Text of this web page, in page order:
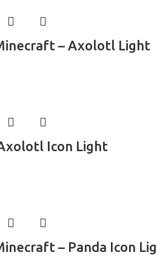
– Axolotl Light
Icon Light
– Panda Icon